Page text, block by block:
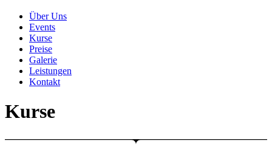
Über Uns
Events
Kurse
Preise
Galerie
Leistungen
Kontakt
Kurse